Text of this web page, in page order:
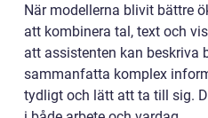
När modellerna blivit bättre
att kombinera tal, text och
att assistenten kan beskriva
sammanfatta komplex
tydligt och lätt att ta till sig.